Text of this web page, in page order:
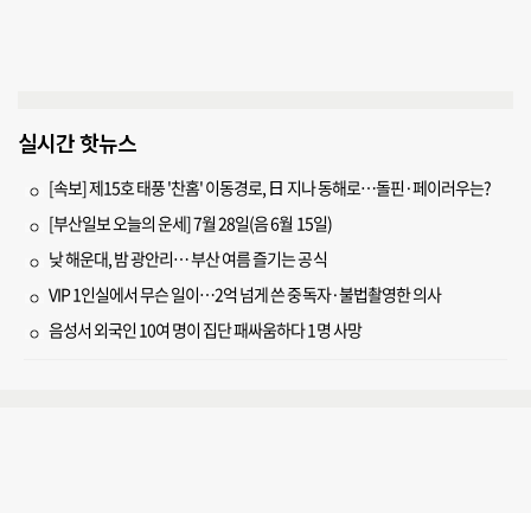
실시간 핫뉴스
[속보] 제15호 태풍 '찬홈' 이동경로, 日 지나 동해로…돌핀·페이러우는?
[부산일보 오늘의 운세] 7월 28일(음 6월 15일)
낮 해운대, 밤 광안리… 부산 여름 즐기는 공식
VIP 1인실에서 무슨 일이…2억 넘게 쓴 중독자·불법촬영한 의사
음성서 외국인 10여 명이 집단 패싸움하다 1명 사망